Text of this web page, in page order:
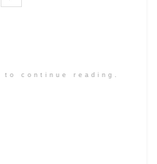
continue reading.